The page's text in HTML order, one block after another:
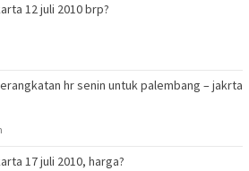
12 juli 2010 brp?
hr senin untuk palembang – jakrta
17 juli 2010, harga?